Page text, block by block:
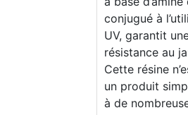
conjugué à
UV, garantit
résistance au
Cette résine
un produit
à de